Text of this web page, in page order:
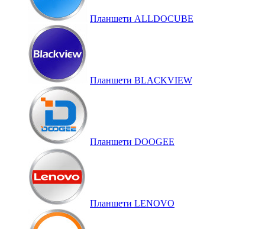
Планшети ALLDOCUBE
Планшети BLACKVIEW
Планшети DOOGEE
Планшети LENOVO